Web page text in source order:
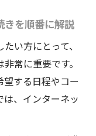
きを順番に解説
い方にとって、
常に重要です。
する日程やコー
、インターネッ